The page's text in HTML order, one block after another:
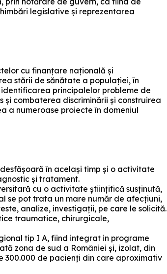
legislative și reprezentarea
cu finanțare națională și
stării de sănătate a populației, în
principalelor probleme de
combaterea discriminării și construirea
a numeroase proiecte în domeniul
în același timp și o activitate
și tratament.
cu o activitate științifică susținută,
se pot trata un mare număr de afecțiuni,
analize, investigații, pe care le solicită.
traumatice, chirurgicale,
tip I A, fiind integrat in programe
zona de sud a României și, izolat, din
300.000 de pacienți din care aproximativ